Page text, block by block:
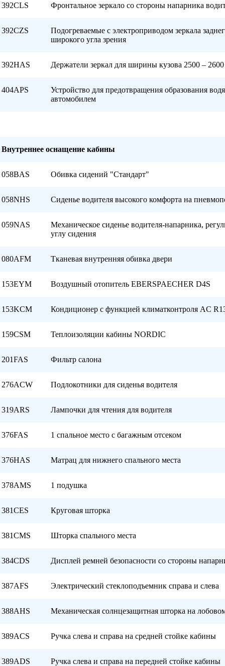
392CLS Фронтальное зеркало со стороны напарника
392CZS
Подогреваемые с электроприводом зеркала
широкого угла зрения
392HАS Держатели зеркал для ширины кузова 2500 –
404APS
Устройство для предотвращения образования
автомобилем
Внутреннее оснащение кабины
058BAS Обивка сидений "Стандарт"
058NHS Сиденье водителя высокого комфорта на
059NAS
Механическое сиденье водителя-напарника,
углу сидения
080AFM Тканевая внутренняя обивка двери
153EYM Воздушный отопитель EBERSPAECHER D4S
153KCM Кондиционер с функцией климатконтроля AC
159CSM Теплоизоляции кабины NORDIC
201FAS Фильтр салона
276ACW Подлокотники для сиденья водителя
319ARS Лампочки для чтения для водителя
376FAS 1 спальное место с багажным отсеком
376HAS Матрац для нижнего спального места
378AMS 1 подушка
381CES Круговая шторка
381CMS Шторка спального места
384CDS Дисплей ремней безопасности со стороны
387AFS Электрический стеклоподъемник справа и слева
388AНS Механическая солнцезащитная шторка на
389ACS Ручка слева и справа на средней стойке кабины
389ADS Ручка слева и справа на передней стойке кабины